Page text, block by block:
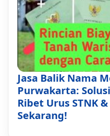
Jasa Balik Nama
Purwakarta:
Ribet Urus STNK
Sekarang!